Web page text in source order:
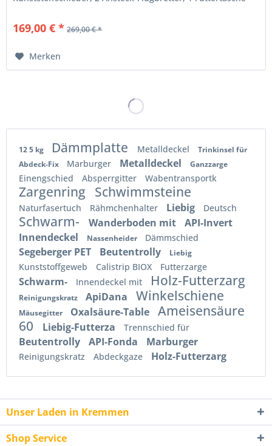
169,00 € * 269,00 € *
Merken
12 5 kg Dämmplatte Metalldeckel
Trinkinsel für
Abdeck-Fix
Marburger Metalldeckel Ganzzarge
Einengschied Absperrgitter Wabentransportk
Zargenring Schwimmsteine
Naturfasertuch Rähmchenhalter Liebig Deutsch
Schwarm- Wanderboden mit
API-Invert
Innendeckel
Nassenheider Dämmschied
Segeberger PET Beutentrolly Liebig
Kunststoffgeweb Calistrip BIOX Futterzarge
Schwarm- Innendeckel mit Holz-Futterzarg
Reinigungskratz ApiDana Winkelschiene
Mäusegitter Oxalsäure-Table
Ameisensäure
60
Liebig-Futterza Trennschied für
Beutentrolly API-Fonda Marburger
Reinigungskratz Abdeckgaze Holz-Futterzarg
Unser Laden in Kremmen
Shop Service